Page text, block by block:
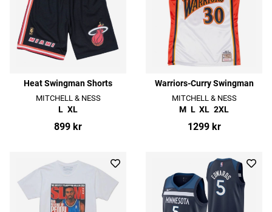
Heat Swingman Shorts
MITCHELL & NESS
L XL
899 kr
Warriors-Curry Swingman
MITCHELL & NESS
M L XL 2XL
1299 kr